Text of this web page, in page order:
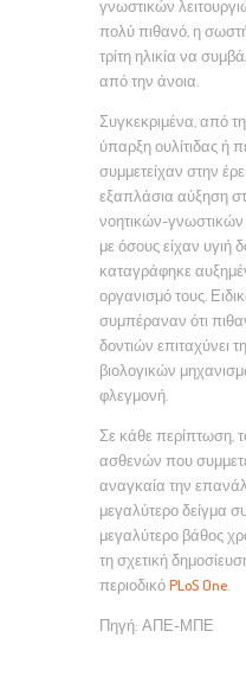
γνωστικών
πολύ πιθανό, η
τρίτη ηλικία να
από την άνοια.
Συγκεκριμένα, από
ύπαρξη ουλίτιδας ή
συμμετείχαν στην
εξαπλάσια αύξηση
νοητικών-γνωστικών
με όσους είχαν υγιή
καταγράφηκε
οργανισμό τους.
συμπέραναν ότι
δοντιών επιταχύνει
βιολογικών
φλεγμονή.
Σε κάθε περίπτωση,
ασθενών που
αναγκαία την
μεγαλύτερο δείγμα
μεγαλύτερο βάθος
τη σχετική
περιοδικόPLoS One
Πηγή: ΑΠΕ-ΜΠΕ